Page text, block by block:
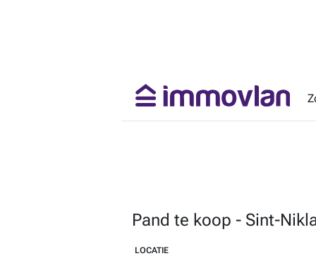
Pand te koop - Sint-
LOCATIE